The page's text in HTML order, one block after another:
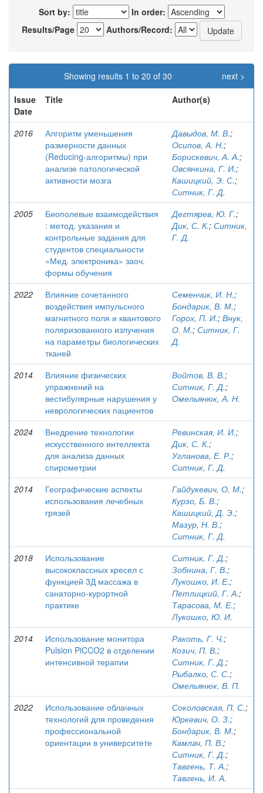
Sort by:
In order:
Results/Page
Authors/Record:
Showing results 1 to 20 of 30
next >
Issue
Date
Title Author(s)
2016
Алгоритм уменьшения
размерности данных
(Reducing-алгоритмы) при
анализе патологической
активности мозга
Давыдов, М. В.;
Осипов, А. Н.;
Борискевич, А. А.;
Овсянкина, Г. И.;
Кашицкий, Э. С.;
Ситник, Г. Д.
2005
Биополевые взаимодействия
: метод. указания и
контрольные задания для
студентов специальности
«Мед. электроника» заоч.
формы обучения
Дегтярев, Ю. Г.;
Дик, С. К.; Ситник,
Г. Д.
2022
Влияние сочетанного
воздействия импульсного
магнитного поля и квантового
поляризованного излучения
на параметры биологических
тканей
Семенчик, И. Н.;
Бондарик, В. М.;
Горох, П. И.; Внук,
О. М.; Ситник, Г.
Д.
2014
Влияние физических
упражнений на
вестибулярные нарушения у
неврологических пациентов
Войтов, В. В.;
Ситник, Г. Д.;
Омельянюк, А. Н.
2024
Внедрение технологии
искусственного интеллекта
для анализа данных
спирометрии
Ревинская, И. И.;
Дик, С. К.;
Угланова, Е. Р.;
Ситник, Г. Д.
2014
Географические аспекты
использования лечебных
грязей
Гайдукевич, О. М.;
Курзо, Б. В.;
Кашицкий, Д. Э.;
Мазур, Н. В.;
Ситник, Г. Д.
2018
Использование
высококлассных кресел с
функцией 3Д массажа в
санаторно-курортной
практике
Ситник, Г. Д.;
Зобнина, Г. В.;
Лукошко, И. Е.;
Петлицкий, Г. А.;
Тарасова, М. Е.;
Лукошко, Ю. И.
2014
Использование монитора
Pulsion PiCCO2 в отделении
интенсивной терапии
Ракоть, Г. Ч.;
Козич, П. В.;
Ситник, Г. Д.;
Рыбалко, С. С.;
Омельянюк, В. П.
2022
Использование облачных
технологий для проведения
профессиональной
ориентации в университете
Соколовская, П. С.;
Юркевич, О. З.;
Бондарик, В. М.;
Камлач, П. В.;
Ситник, Г. Д.;
Тавгень, Т. А.;
Тавгень, И. А.